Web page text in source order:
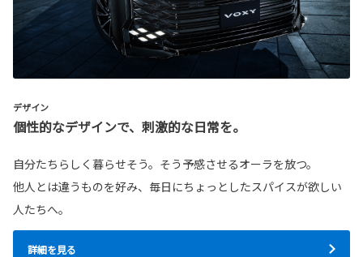
デザイン
個性的なデザインで、刺激的な日常を。
自分たちらしく暮らせそう。そう予感させるオーラを放つ。
他人とは違うものを好み、毎日にちょっとしたスパイスが欲しい
人たちへ。
詳細を見る